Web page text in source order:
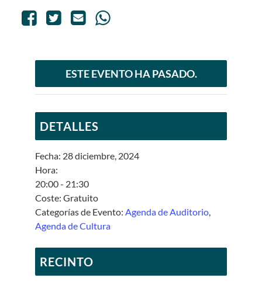
ESTE EVENTO HA PASADO.
DETALLES
Fecha: 28 diciembre, 2024
Hora:
20:00 - 21:30
Coste: Gratuito
Categorías de Evento: Agenda de Auditorio,
Agenda de Cultura
RECINTO